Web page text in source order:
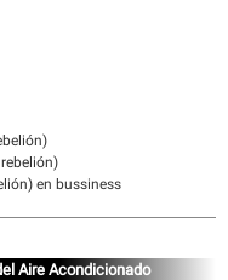
en bussiness
Aire Acondicionado